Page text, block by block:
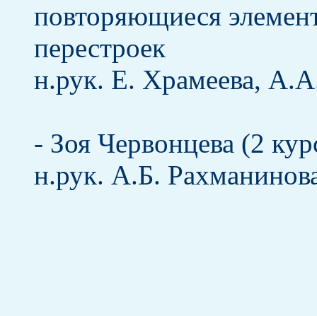
повторяющиеся
перестроек
н.рук. Е. Храмеева,
- Зоя Червонцева (2
н.рук. А.Б.